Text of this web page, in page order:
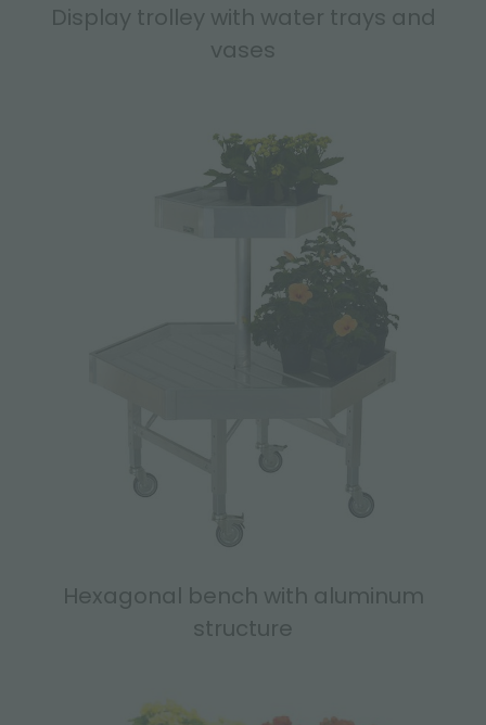
Display trolley with water trays and
vases
Hexagonal bench with aluminum
structure